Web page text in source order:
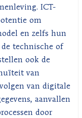
ICT-
om
en zelfs hun
technische of
ook de
van
van digitale
aanvallen
door